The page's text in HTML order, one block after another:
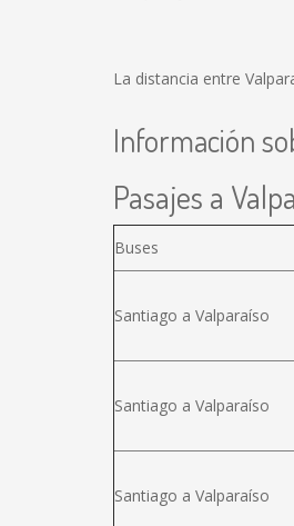
La distancia entre
Información
Pasajes a
Buses
Santiago a Valparaíso
Santiago a Valparaíso
Santiago a Valparaíso